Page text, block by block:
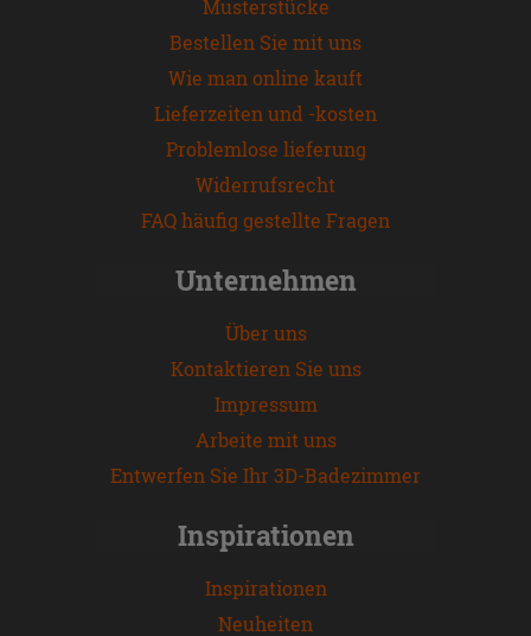
Musterstücke
Bestellen Sie mit uns
Wie man online kauft
Lieferzeiten und -kosten
Problemlose lieferung
Widerrufsrecht
FAQ häufig gestellte Fragen
Unternehmen
Über uns
Kontaktieren Sie uns
Impressum
Arbeite mit uns
Entwerfen Sie Ihr 3D-Badezimmer
Inspirationen
Inspirationen
Neuheiten